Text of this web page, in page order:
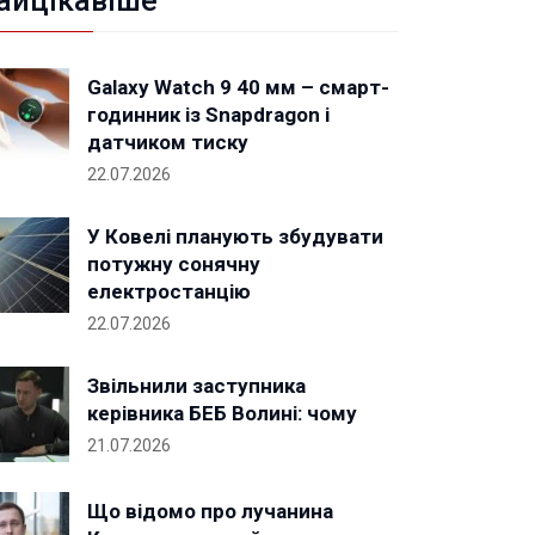
Galaxy Watch 9 40 мм – смарт-
годинник із Snapdragon і
датчиком тиску
22.07.2026
У Ковелі планують збудувати
потужну сонячну
електростанцію
22.07.2026
Звільнили заступника
керівника БЕБ Волині: чому
21.07.2026
Що відомо про лучанина